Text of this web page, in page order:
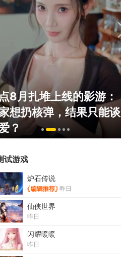
8月扎堆上线的影游：
想扔核弹，结果只能谈
？
试游戏
炉石传说
昨日
仙侠世界
昨日
闪耀暖暖
昨日